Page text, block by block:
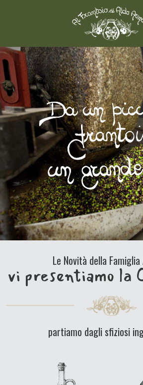
Le Novità della
vi presentiamo la
partiamo dagli sfiziosi